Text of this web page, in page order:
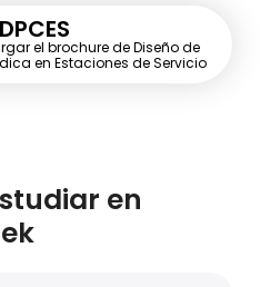
el brochure de Diseño de
en Estaciones de Servicio
en